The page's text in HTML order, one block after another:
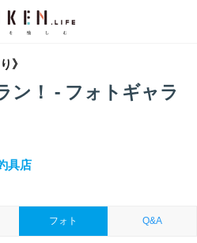
》
ン！ - フォトギャラ
具店
フォト Q&A